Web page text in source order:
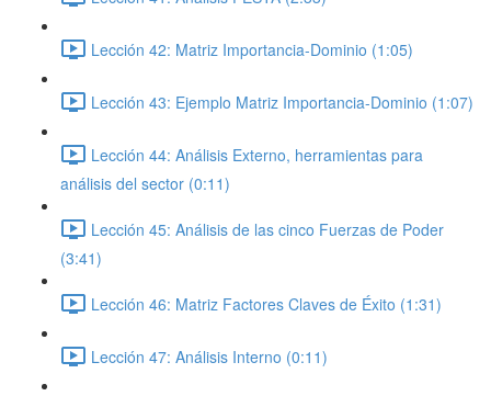
Lección 42: Matriz Importancia-Dominio (1:05)
Lección 43: Ejemplo Matriz Importancia-Dominio (1:07)
Lección 44: Análisis Externo, herramientas para
análisis del sector (0:11)
Lección 45: Análisis de las cinco Fuerzas de Poder
(3:41)
Lección 46: Matriz Factores Claves de Éxito (1:31)
Lección 47: Análisis Interno (0:11)